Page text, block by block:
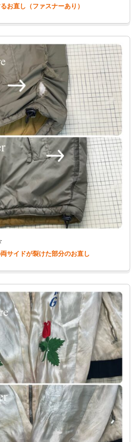
お直し（ファスナーあり）
サイドが裂けた部分のお直し